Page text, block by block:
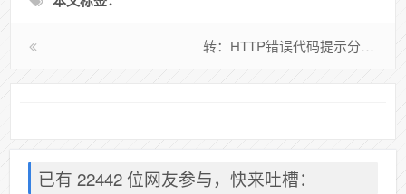
转：HTTP错误代码提示分析
已有 22442 位网友参与，快来吐槽：